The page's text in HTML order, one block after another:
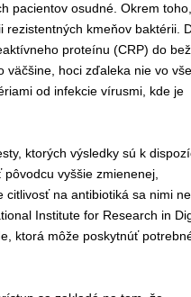
pacientov osudné. Okrem toho,
rezistentných kmeňov baktérii.
proteínu (CRP) do
väčšine, hoci zďaleka nie vo
od infekcie vírusmi, kde je
ktorých výsledky sú k
vyššie zmienenej,
citlivosť na antibiotiká sa nimi
Institute for Research in
e, ktorá môže poskytnúť